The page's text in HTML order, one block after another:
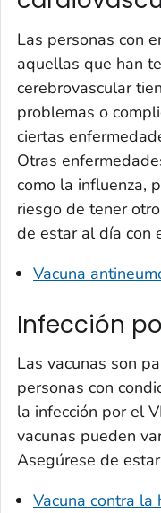
Las personas con
aquellas que han
cerebrovascular
problemas o
ciertas
Otras
como la influenza,
riesgo de tener
de estar al día con
Vacuna
Infección
Las vacunas son
personas con
la infección por el
vacunas pueden
Asegúrese de
Vacuna contra la